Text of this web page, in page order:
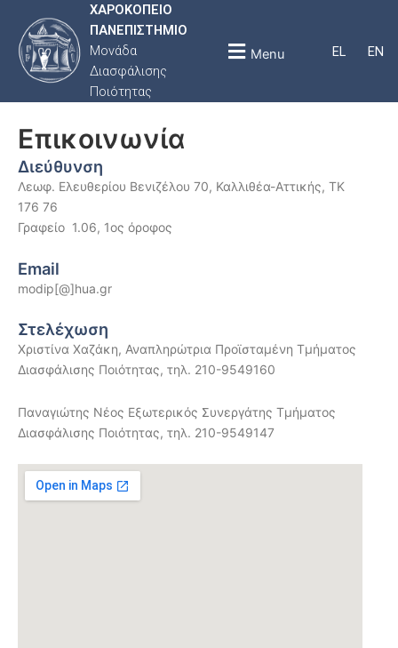
ΧΑΡΟΚΟΠΕΙΟ
ΠΑΝΕΠΙΣΤΗΜΙΟ
Μονάδα
Διασφάλισης
Ποιότητας
EL EN
Menu
Επικοινωνία
Διεύθυνση
Λεωφ. Ελευθερίου Βενιζέλου 70, Καλλιθέα-Αττικής, ΤΚ
176 76
Γραφείο 1.06, 1ος όροφος
Email
modip[@]hua.gr
Στελέχωση
Χριστίνα Χαζάκη, Αναπληρώτρια Προϊσταμένη Τμήματος
Διασφάλισης Ποιότητας, τηλ. 210-9549160
Παναγιώτης Νέος Εξωτερικός Συνεργάτης Τμήματος
Διασφάλισης Ποιότητας, τηλ. 210-9549147